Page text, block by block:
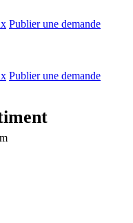
Publier une demande
Publier une demande